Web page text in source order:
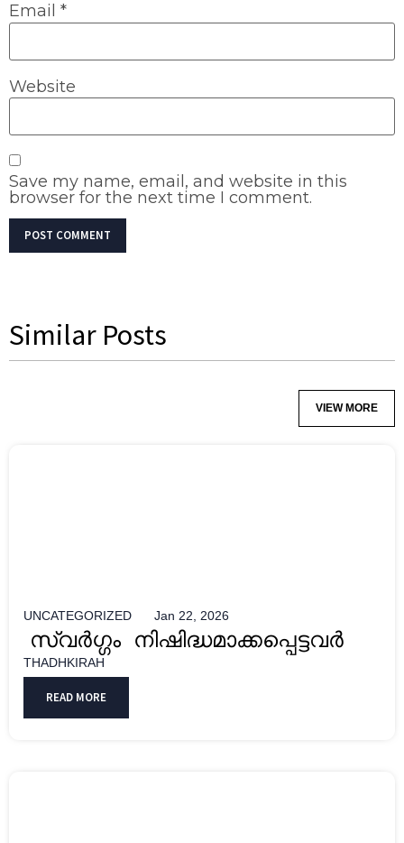
Email *
Website
Save my name, email, and website in this
browser for the next time I comment.
Similar Posts
VIEW MORE
UNCATEGORIZED Jan 22, 2026
സ്വർഗ്ഗം നിഷിദ്ധമാക്കപ്പെട്ടവർ
THADHKIRAH
READ MORE